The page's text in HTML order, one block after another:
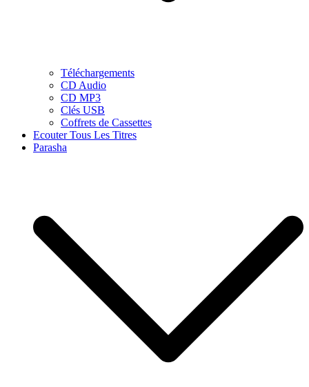
Téléchargements
CD Audio
CD MP3
Clés USB
Coffrets de Cassettes
Ecouter Tous Les Titres
Parasha